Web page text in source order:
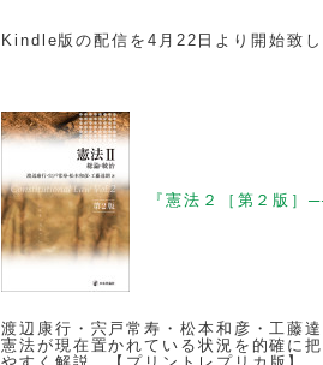
Kindle版の配信を4月22日より開始致
『憲法２［第２版］
渡辺康行・宍戸常寿・松本和彦・工藤
憲法が現在置かれている状況を的確に